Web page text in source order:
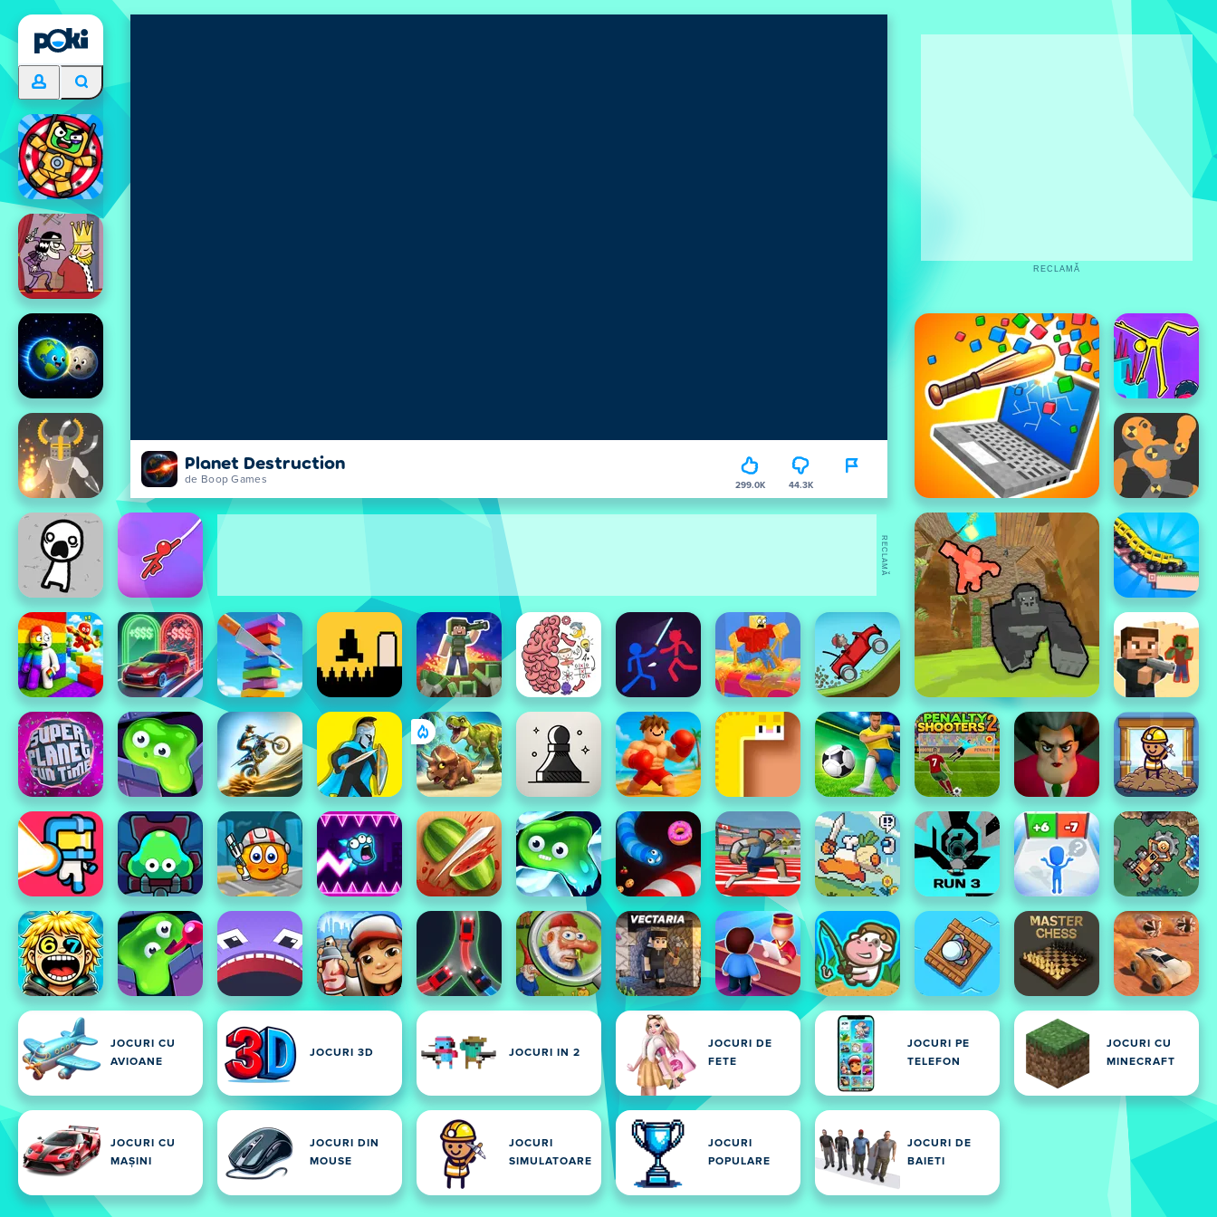
Planet Destruction
de Boop Games 299.0K 44.3K
JOCURI CU
AVIOANE
JOCURI 3D JOCURI IN 2
JOCURI DE
FETE
JOCURI PE
TELEFON
JOCURI CU
MINECRAFT
JOCURI CU
MAȘINI
JOCURI DIN
MOUSE
JOCURI
SIMULATOARE
JOCURI
POPULARE
JOCURI DE
BAIETI
RECLAMĂ
RECLAMĂ